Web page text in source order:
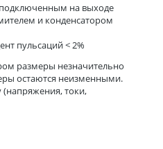
на выходе
и конденсатором
пульсаций < 2%
размеры незначительно
остаются неизменными.
(напряжения, токи,